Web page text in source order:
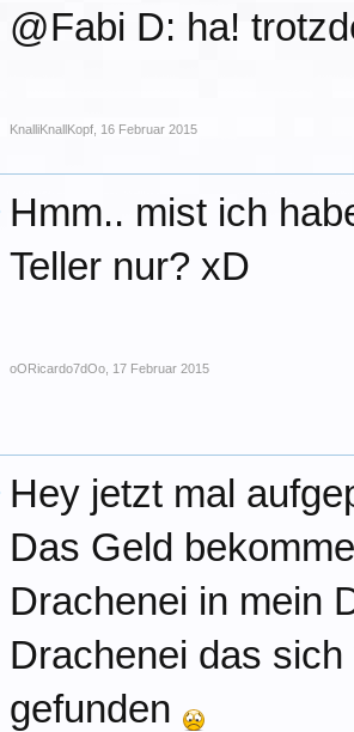
@Fabi D: ha!
KnalliKnallKopf 16 Februar 2015
Hmm.. mist ich
Teller nur? xD
oORicardo7dOo 17 Februar 2015
Hey jetzt mal
Das Geld
Drachenei in mein
Drachenei das
gefunden